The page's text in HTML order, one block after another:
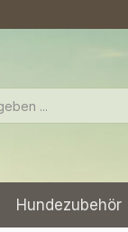
Hundezubehör